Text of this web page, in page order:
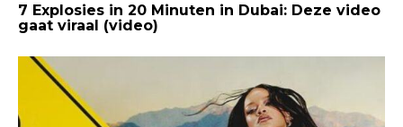
7 Explosies in 20 Minuten in Dubai: Deze video
gaat viraal (video)